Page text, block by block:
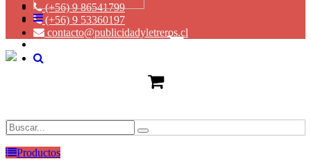
(+56) 9 86541799
(+56) 9 53360197
contacto@publicidadyletreros.cl
Productos